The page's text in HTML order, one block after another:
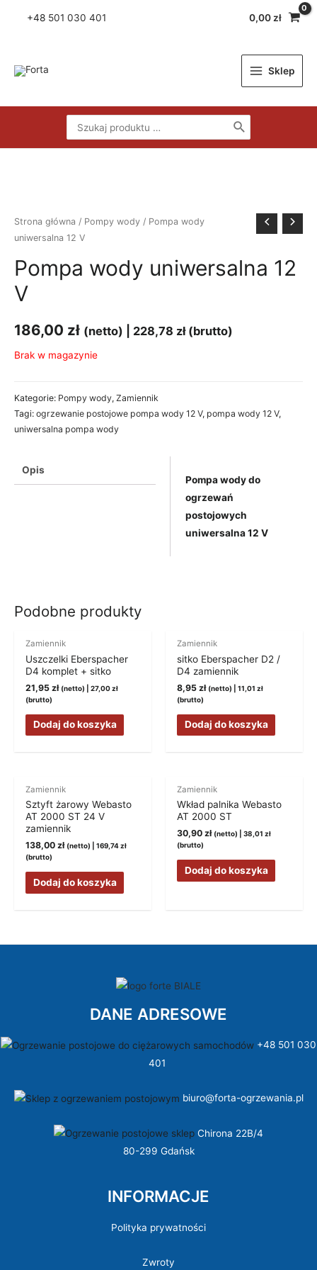
+48 501 030 401 0,00 zł
Menu
Sklep
for:
Strona główna / Pompy wody / Pompa wody
uniwersalna 12 V
Pompa wody uniwersalna 12
V
186,00 zł (netto) | 228,78 zł(brutto)
Brak w magazynie
Kategorie: Pompy wody, Zamiennik
Tagi: ogrzewanie postojowe pompa wody 12 V, pompa wody 12 V,
uniwersalna pompa wody
Opis
Pompa wody do
ogrzewań
postojowych
uniwersalna 12 V
Podobne produkty
Zamiennik
Uszczelki Eberspacher
D4 komplet + sitko
21,95zł (netto) |27,00zł
(brutto)
Dodaj do koszyka
Zamiennik
sitko Eberspacher D2 /
D4 zamiennik
8,95zł (netto) |11,01zł
(brutto)
Dodaj do koszyka
Zamiennik
Sztyft żarowy Webasto
AT 2000 ST 24 V
zamiennik
138,00zł (netto) |169,74zł
(brutto)
Dodaj do koszyka
Zamiennik
Wkład palnika Webasto
AT 2000 ST
30,90zł (netto) |38,01zł
(brutto)
Dodaj do koszyka
DANE ADRESOWE
+48 501 030
401
biuro@forta-ogrzewania.pl
Chirona 22B/4
80-299 Gdańsk
INFORMACJE
Polityka prywatności
Zwroty